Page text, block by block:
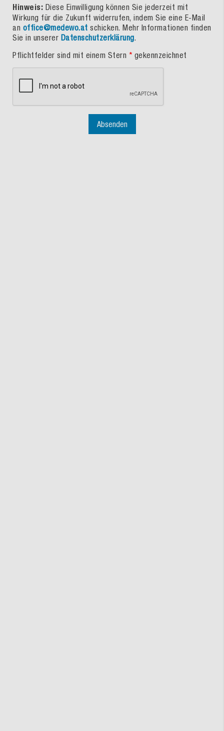
Hinweis: Diese Einwilligung können Sie jederzeit mit
Wirkung für die Zukunft widerrufen, indem Sie eine E-Mail
an office@medewo.at
Sie in unserer Datenschutzerklärung.
Pflichtfelder sind mit einem Stern * gekennzeichnet
Absenden